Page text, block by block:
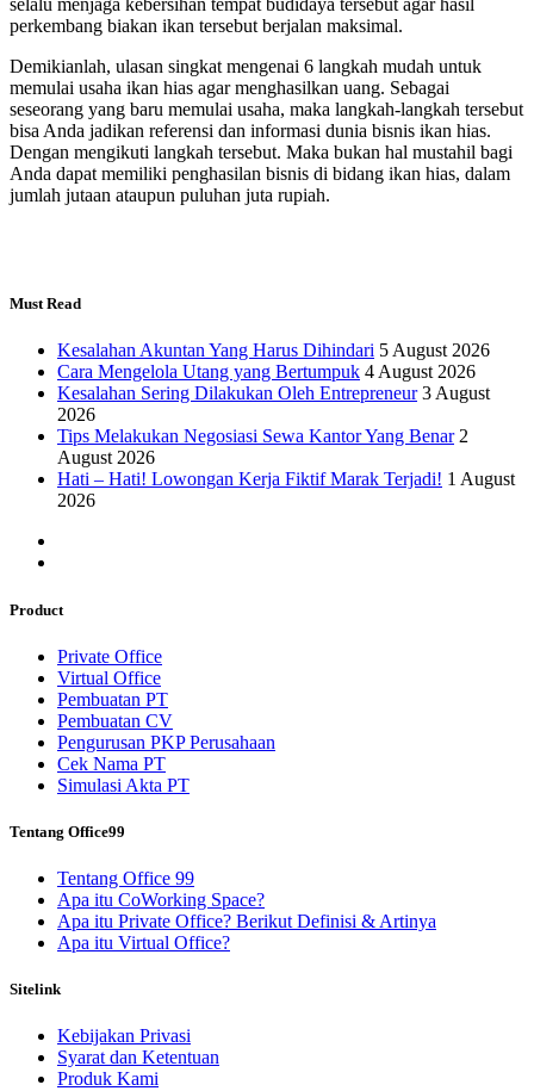
selalu menjaga kebersihan tempat budidaya tersebut agar hasil
perkembang biakan ikan tersebut berjalan maksimal.
Demikianlah, ulasan singkat mengenai 6 langkah mudah untuk
memulai usaha ikan hias agar menghasilkan uang. Sebagai
seseorang yang baru memulai usaha, maka langkah-langkah tersebut
bisa Anda jadikan referensi dan informasi dunia bisnis ikan hias.
Dengan mengikuti langkah tersebut. Maka bukan hal mustahil bagi
Anda dapat memiliki penghasilan bisnis di bidang ikan hias, dalam
jumlah jutaan ataupun puluhan juta rupiah.
Must Read
Kesalahan Akuntan Yang Harus Dihindari 5 August 2026
Cara Mengelola Utang yang Bertumpuk 4 August 2026
Kesalahan Sering Dilakukan Oleh Entrepreneur 3 August
2026
Tips Melakukan Negosiasi Sewa Kantor Yang Benar 2
August 2026
Hati – Hati! Lowongan Kerja Fiktif Marak Terjadi! 1 August
2026
Product
Private Office
Virtual Office
Pembuatan PT
Pembuatan CV
Pengurusan PKP Perusahaan
Cek Nama PT
Simulasi Akta PT
Tentang Office99
Tentang Office 99
Apa itu CoWorking Space?
Apa itu Private Office? Berikut Definisi & Artinya
Apa itu Virtual Office?
Sitelink
Kebijakan Privasi
Syarat dan Ketentuan
Produk Kami